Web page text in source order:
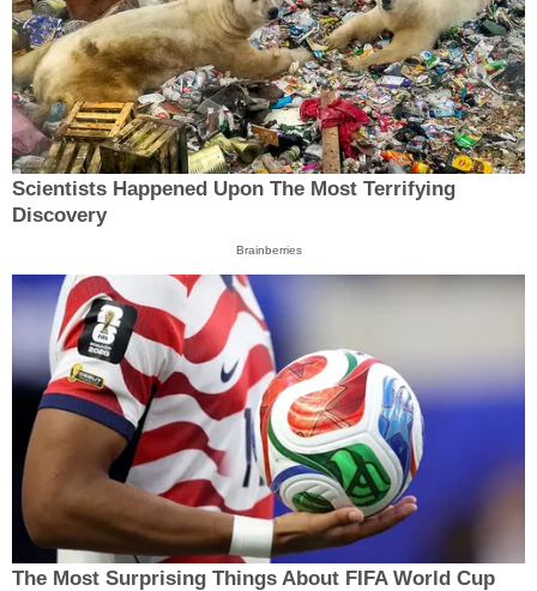
Scientists Happened Upon The Most Terrifying
Discovery
Brainberries
The Most Surprising Things About FIFA World Cup